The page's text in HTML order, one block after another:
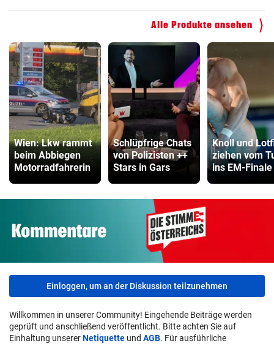
Alle Produkte ansehen
Wien: Lkw rammt
beim Abbiegen
Motorradfahrerin
Schlüpfrige Chats
von Polizisten ++
Stars in Gars
Knoll und
ziehen vom
ins EM-
Einloggen, um an der Diskussion teilzunehmen
Willkommen in unserer Community! Eingehende Beiträge werden
geprüft und anschließend veröffentlicht. Bitte achten Sie auf
Einhaltung unsererNetiquette und AGB. Für ausführliche